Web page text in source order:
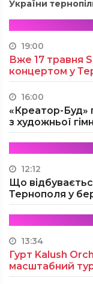
України
19:00
Вже 17 травня
концертом у
16:00
«Креатор-Буд»
з художньої
12:12
Що
Тернополя у
13:34
Гурт Kalush
масштабний